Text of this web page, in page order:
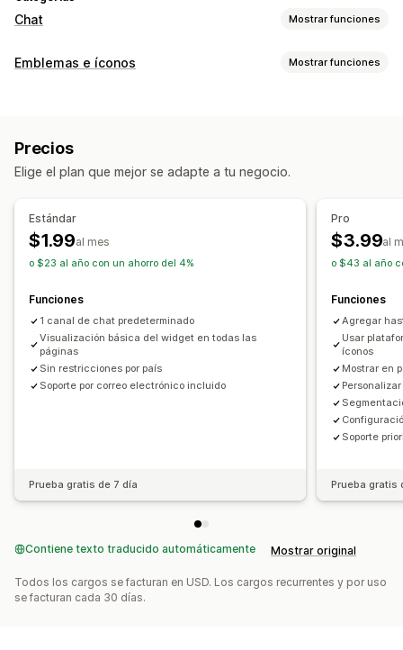
Chat Mostrar funciones
Personalización
Emblemas e íconos Mostrar funciones
Subida de archivos
Adaptación a dispositivos móviles
Posición del ícono
Páginas de destino
Páginas de producto
Precios
Elige el plan que mejor se adapte a tu negocio.
Estándar
$1.99al mes
o $23 al año con un ahorro del 4%
Funciones
1 canal de chat predeterminado
Visualización básica del widget en todas las
páginas
Sin restricciones por país
Soporte por correo electrónico incluido
Prueba gratis de 7 día
Pro
$3.99al
o $43 al año
Funciones
Agregar
Usar
íconos
Mostrar en
Soporte
Prueba gratis
Contiene texto traducido automáticamente Mostrar original
Todos los cargos se facturan en USD. Los cargos recurrentes y por uso
se facturan cada 30 días.